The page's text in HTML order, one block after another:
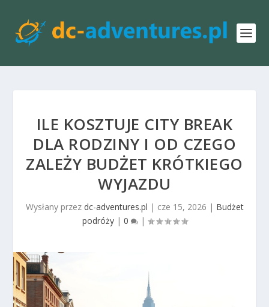
ILE KOSZTUJE CITY BREAK
DLA RODZINY I OD CZEGO
ZALEŻY BUDŻET KRÓTKIEGO
WYJAZDU
Wysłany przez dc-adventures.pl | cze 15, 2026 | Budżet
podróży| 0 |